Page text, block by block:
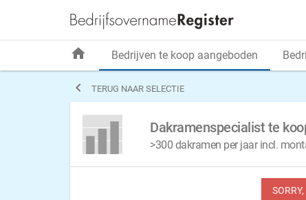
 TERUG NAAR SELECTIE
Dakramenspecialist te
>300 dakramen per jaar incl.
home Bedrijven te koop aangeboden